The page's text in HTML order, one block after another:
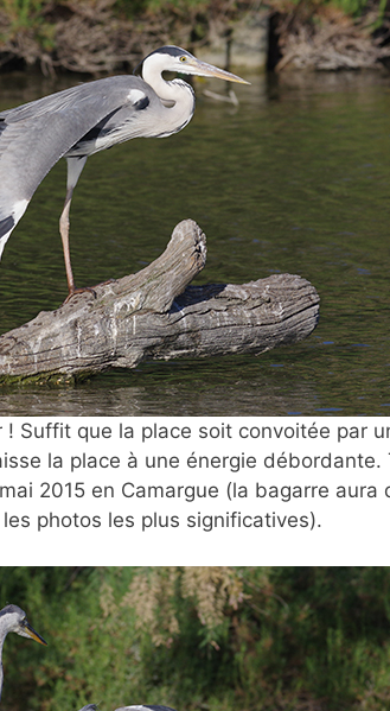
Suffit que la place soit convoitée par
la place à une énergie débordante.
2015 en Camargue (la bagarre aura
les photos les plus significatives).